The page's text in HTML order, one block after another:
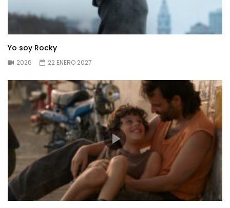
Yo soy Rocky
2026 22 ENERO 2027